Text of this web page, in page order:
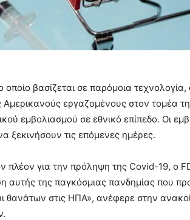
βασίζεται σε παρόμοια τεχνολογία,
Αμερικανούς εργαζομένους στον τομέα
εμβολιασμού σε εθνικό επίπεδο. Οι
ξεκινήσουν τις επόμενες ημέρες.
πλέον για την πρόληψη της Covid-19, ο
αυτής της παγκόσμιας πανδημίας που
θανάτων στις ΗΠΑ», ανέφερε στην